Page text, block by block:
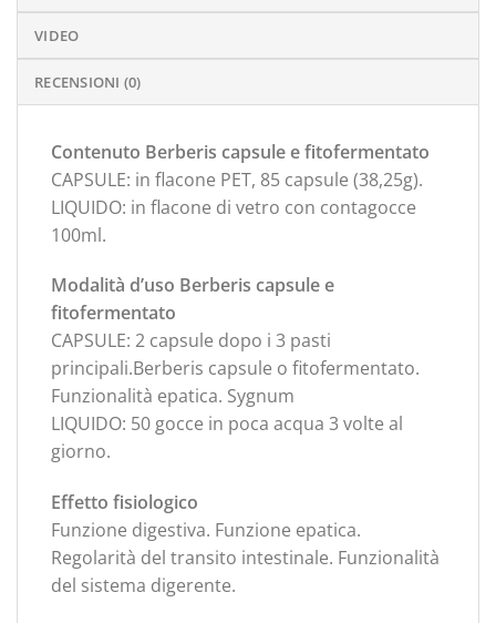
VIDEO
RECENSIONI (0)
Contenuto Berberis capsule e fitofermentato
CAPSULE: in flacone PET, 85 capsule (38,25g).
LIQUIDO: in flacone di vetro con contagocce
100ml.
Modalità d’uso Berberis capsule e
fitofermentato
CAPSULE: 2 capsule dopo i 3 pasti
principali.Berberis capsule o fitofermentato.
Funzionalità epatica. Sygnum
LIQUIDO: 50 gocce in poca acqua 3 volte al
giorno.
Effetto fisiologico
Funzione digestiva. Funzione epatica.
Regolarità del transito intestinale. Funzionalità
del sistema digerente.